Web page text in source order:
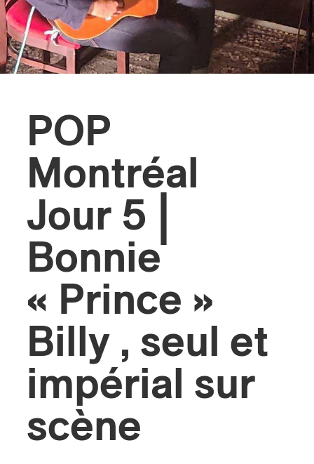
POP
Montréal
Jour 5 |
Bonnie
« Prince »
Billy , seul et
impérial sur
scène